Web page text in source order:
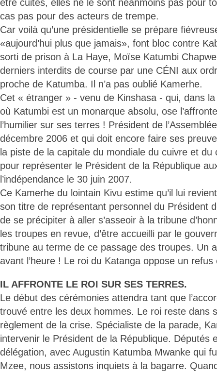
être cuites, elles ne le sont néanmoins pas pour
cas pas pour des acteurs de trempe.
Car voilà qu’une présidentielle se prépare
«aujourd’hui plus que jamais», font bloc contre
sorti de prison à La Haye, Moïse Katumbi
derniers interdits de course par une CÉNI aux
proche de Katumba. Il n’a pas oublié Kamerhe.
Cet « étranger » - venu de Kinshasa - qui, dans
où Katumbi est un monarque absolu, ose
l’humilier sur ses terres ! Président de
décembre 2006 et qui doit encore faire ses
la piste de la capitale du mondiale du cuivre et
pour représenter le Président de la République
l’indépendance le 30 juin 2007.
Ce Kamerhe du lointain Kivu estime qu’il lui
son titre de représentant personnel du Président
de se précipiter à aller s’asseoir à la tribune
les troupes en revue, d’être accueilli par le
tribune au terme de ce passage des troupes. Un
avant l’heure ! Le roi du Katanga oppose un refus
IL AFFRONTE LE ROI SUR SES TERRES.
Le début des cérémonies attendra tant que
trouvé entre les deux hommes. Le roi reste dans
règlement de la crise. Spécialiste de la parade,
intervenir le Président de la République. Députés
délégation, avec Augustin Katumba Mwanke qui
Mzee, nous assistons inquiets à la bagarre.